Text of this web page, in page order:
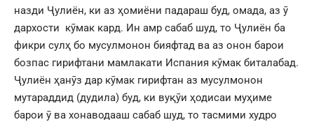
назди Ҷулиён, ки аз ҳомиёни падараш буд, омада, аз ӯ
дархости кӯмак кард. Ин амр сабаб шуд, то Ҷулиён ба
фикри сулҳ бо мусулмонон бияфтад ва аз онон барои
бозпас гирифтани мамлакати Испания кӯмак биталабад.
Ҷулиён ҳанӯз дар кӯмак гирифтан аз мусулмонон
мутараддид (дудила) буд, ки вуқӯи ҳодисаи муҳиме
барои ӯ ва хонаводааш сабаб шуд, то тасмими худро